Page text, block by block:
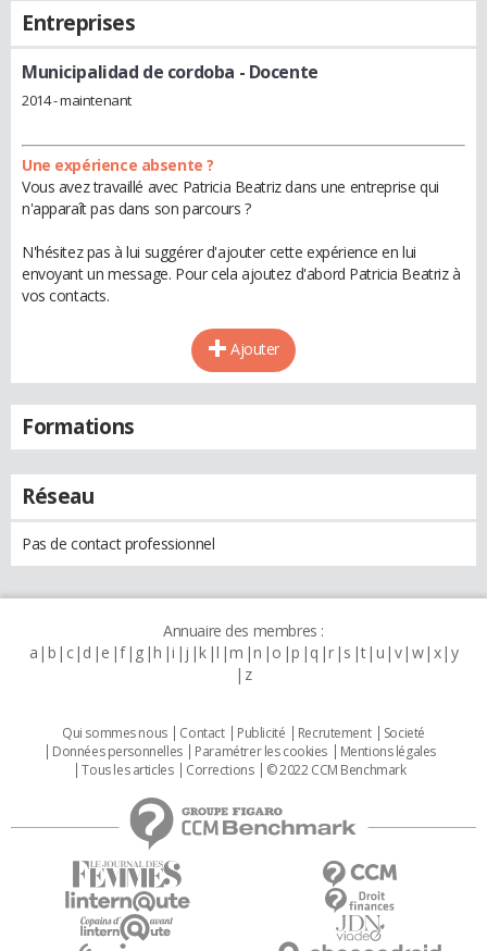
Entreprises
Municipalidad de cordoba - Docente
2014 - maintenant
Une expérience absente ?
Vous avez travaillé avec Patricia Beatriz dans une entreprise qui
n'apparaît pas dans son parcours ?
N'hésitez pas à lui suggérer d'ajouter cette expérience en lui
envoyant un message. Pour cela ajoutez d'abord Patricia Beatriz à
vos contacts.
Ajouter
Formations
Réseau
Pas de contact professionnel
Annuaire des membres :
a b c d e f g h i j k l m n o p q r s t u v w x y
z
Qui sommes nous Contact Publicité Recrutement
Societé
Données personnelles
Paramétrer les cookies
Mentions légales
Tous les articles
Corrections © 2022 CCM Benchmark